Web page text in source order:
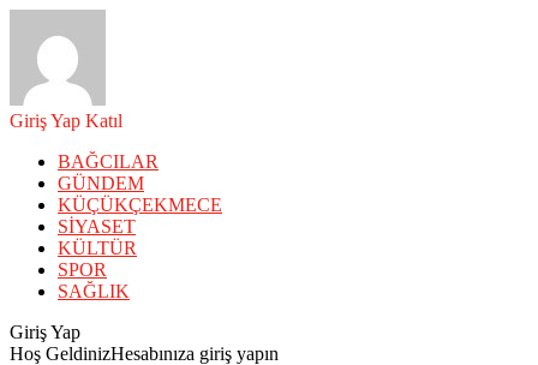
Giriş Yap Katıl
BAĞCILAR
GÜNDEM
KÜÇÜKÇEKMECE
SİYASET
KÜLTÜR
SPOR
SAĞLIK
Giriş Yap
Hoş GeldinizHesabınıza giriş yapın